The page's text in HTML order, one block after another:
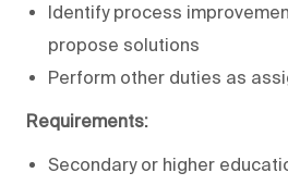
Identify process
propose solutions
Perform other duties as
Requirements:
Secondary or higher